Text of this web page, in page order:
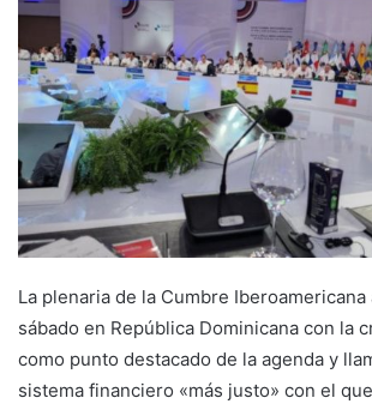
La plenaria de la Cumbre
sábado en República Dominicana con la
como punto destacado de la agenda y
sistema financiero «más justo» con el